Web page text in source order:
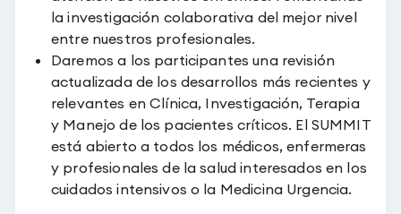
la investigación colaborativa del mejor nivel
entre nuestros profesionales.
Daremos a los participantes una revisión
actualizada de los desarrollos más recientes y
relevantes en Clínica, Investigación, Terapia
y Manejo de los pacientes críticos. El SUMMIT
está abierto a todos los médicos, enfermeras
y profesionales de la salud interesados en los
cuidados intensivos o la Medicina Urgencia.